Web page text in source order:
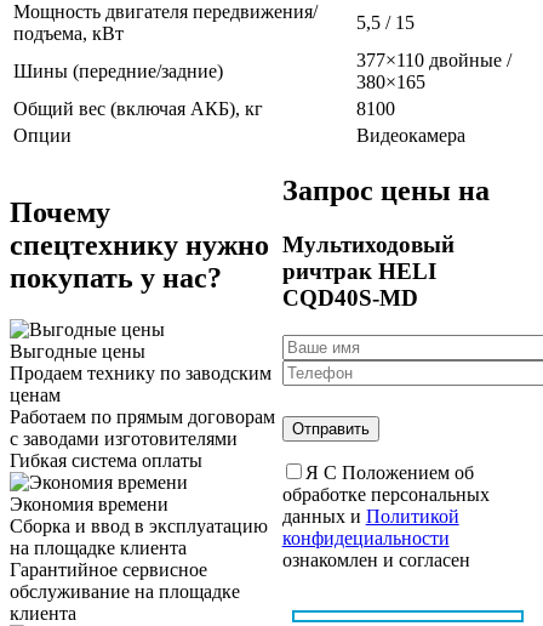
Мощность двигателя передвижения/
подъема, кВт
5,5 / 15
Шины (передние/задние)
377×110 двойные /
380×165
Общий вес (включая АКБ), кг
8100
Опции
Видеокамера
Запрос цены на
Мультиходовый
ричтрак HELI
CQD40S-MD
Я С Положением об
обработке персональных
данных и Политикой
конфидециальности
ознакомлен и согласен
Почему
спецтехнику нужно
покупать у нас?
Выгодные цены
Продаем технику по заводским
ценам
Работаем по прямым договорам
с заводами изготовителями
Гибкая система оплаты
Экономия времени
Сборка и ввод в эксплуатацию
на площадке клиента
Гарантийное сервисное
обслуживание на площадке
клиента